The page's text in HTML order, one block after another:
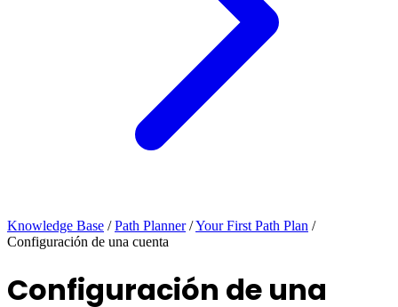
Knowledge Base / Path Planner /Your First Path Plan /
Configuración de una cuenta
Configuración de una